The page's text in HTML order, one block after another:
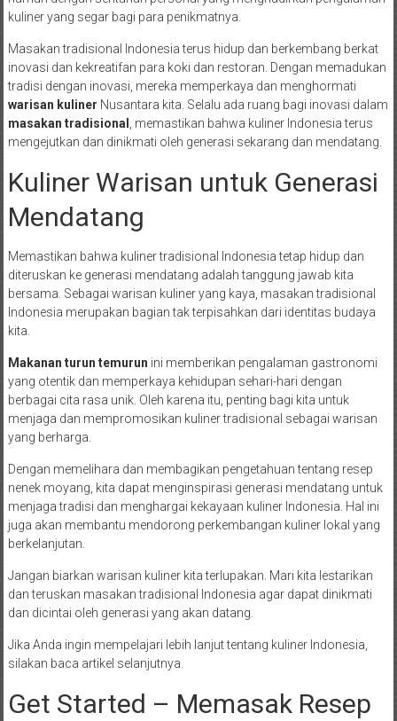
kuliner yang segar bagi para penikmatnya.
Masakan tradisional Indonesia terus hidup dan berkembang berkat
inovasi dan kekreatifan para koki dan restoran. Dengan memadukan
tradisi dengan inovasi, mereka memperkaya dan menghormati
warisan kuliner Nusantara kita. Selalu ada ruang bagi inovasi dalam
masakan tradisional
, memastikan bahwa kuliner Indonesia terus
mengejutkan dan dinikmati oleh generasi sekarang dan mendatang.
Kuliner Warisan untuk Generasi
Mendatang
Memastikan bahwa kuliner tradisional Indonesia tetap hidup dan
diteruskan ke generasi mendatang adalah tanggung jawab kita
bersama. Sebagai warisan kuliner yang kaya, masakan tradisional
Indonesia merupakan bagian tak terpisahkan dari identitas budaya
kita.
Makanan turun temurun ini memberikan pengalaman gastronomi
yang otentik dan memperkaya kehidupan sehari-hari dengan
berbagai cita rasa unik. Oleh karena itu, penting bagi kita untuk
menjaga dan mempromosikan kuliner tradisional sebagai warisan
yang berharga.
Dengan memelihara dan membagikan pengetahuan tentang resep
nenek moyang, kita dapat menginspirasi generasi mendatang untuk
menjaga tradisi dan menghargai kekayaan kuliner Indonesia. Hal ini
juga akan membantu mendorong perkembangan kuliner lokal yang
berkelanjutan.
Jangan biarkan warisan kuliner kita terlupakan. Mari kita lestarikan
dan teruskan masakan tradisional Indonesia agar dapat dinikmati
dan dicintai oleh generasi yang akan datang.
Jika Anda ingin mempelajari lebih lanjut tentang kuliner Indonesia,
silakan baca artikel selanjutnya.
Get Started – Memasak Resep